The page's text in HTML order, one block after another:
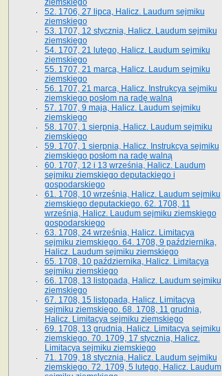
ziemskiego
52. 1706, 27 lipca, Halicz. Laudum sejmiku
ziemskiego
53. 1707, 12 stycznia, Halicz. Laudum sejmiku
ziemskiego
54. 1707, 21 lutego, Halicz. Laudum sejmiku
ziemskiego
55. 1707, 21 marca, Halicz. Laudum sejmiku
ziemskiego
56. 1707, 21 marca, Halicz. Instrukcya sejmiku
ziemskiego posłom na radę walną
57. 1707, 9 maja, Halicz. Laudum sejmiku
ziemskiego
58. 1707, 1 sierpnia, Halicz. Laudum sejmiku
ziemskiego
59. 1707, 1 sierpnia, Halicz. Instrukcya sejmiku
ziemskiego posłom na radę walną
60. 1707, 12 i 13 września, Halicz. Laudum
sejmiku ziemskiego deputackiego i
gospodarskiego
61. 1708, 10 września, Halicz. Laudum sejmiku
ziemskiego deputackiego. 62. 1708, 11
września, Halicz. Laudum sejmiku ziemskiego
gospodarskiego
63. 1708, 24 września, Halicz. Limitacya
sejmiku ziemskiego. 64. 1708, 9 października,
Halicz. Laudum sejmiku ziemskiego
65­. 1708, 10 października, Halicz. Limitacya
sejmiku ziemskiego
66. 1708, 13 listopada, Halicz. Laudum sejmiku
ziemskiego
67. 1708, 15 listopada, Halicz. Limitacya
sejmiku ziemskiego. 68. 1708, 11 grudnia,
Halicz. Limitacya sejmiku ziemskiego
69. 1708, 13 grudnia, Halicz. Limitacya sejmiku
ziemskiego. 70. 1709, 17 stycznia, Halicz.
Limitacya sejmiku ziemskiego
71. 1709, 18 stycznia, Halicz. Laudum sejmiku
ziemskiego. 72. 1709, 5 lutego, Halicz. Laudum